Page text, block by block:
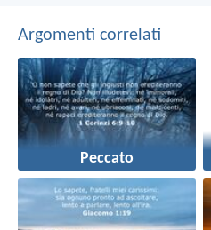
Argomenti correlati
Peccato